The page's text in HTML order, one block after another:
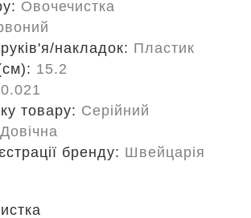
Овочечистка
накладок: Пластик
15.2
0.021
товару: Серійний
Довічна
бренду: Швейцарія